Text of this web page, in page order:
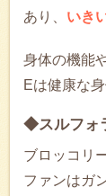
あり、 いき
身体の機能
Eは健康な
◆スルフォ
ブロッコリ
ファンはガ